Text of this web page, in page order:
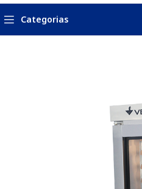
Categorias